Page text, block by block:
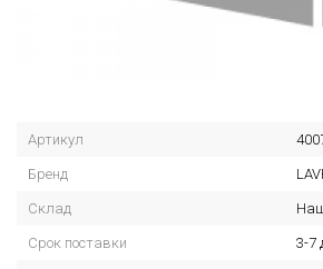
Артикул
Бренд
Склад
Срок поставки 3-7